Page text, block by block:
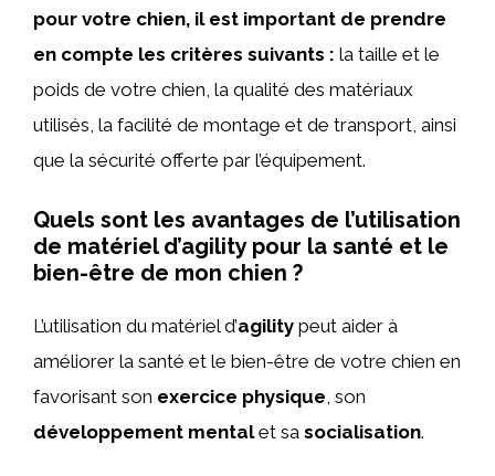
pour votre chien, il est important de prendre
en compte les critères suivants : la taille et le
poids de votre chien, la qualité des matériaux
utilisés, la facilité de montage et de transport, ainsi
que la sécurité offerte par l’équipement.
Quels sont les avantages de l’utilisation
de matériel d’agility pour la santé et le
bien-être de mon chien ?
L’utilisation du matériel d’agility peut aider à
améliorer la santé et le bien-être de votre chien en
favorisant son exercice physique , son
développement mentalet sa socialisation.